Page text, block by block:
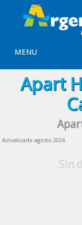
MENU
Apart
Actualizado agosto 2026
Sin